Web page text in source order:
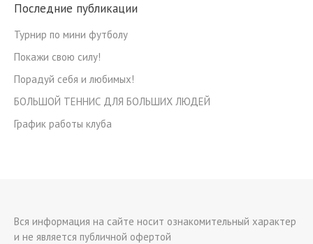
Последние публикации
Турнир по мини футболу
Покажи свою силу!
Порадуй себя и любимых!
БОЛЬШОЙ ТЕННИС ДЛЯ БОЛЬШИХ ЛЮДЕЙ
График работы клуба
Вся информация на сайте носит ознакомительный характер
и не является публичной офертой